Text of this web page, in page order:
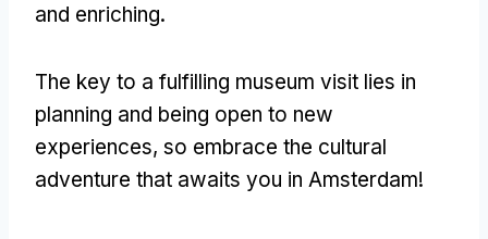
and enriching.
The key to a fulfilling museum visit lies in
planning and being open to new
experiences, so embrace the cultural
adventure that awaits you in Amsterdam!